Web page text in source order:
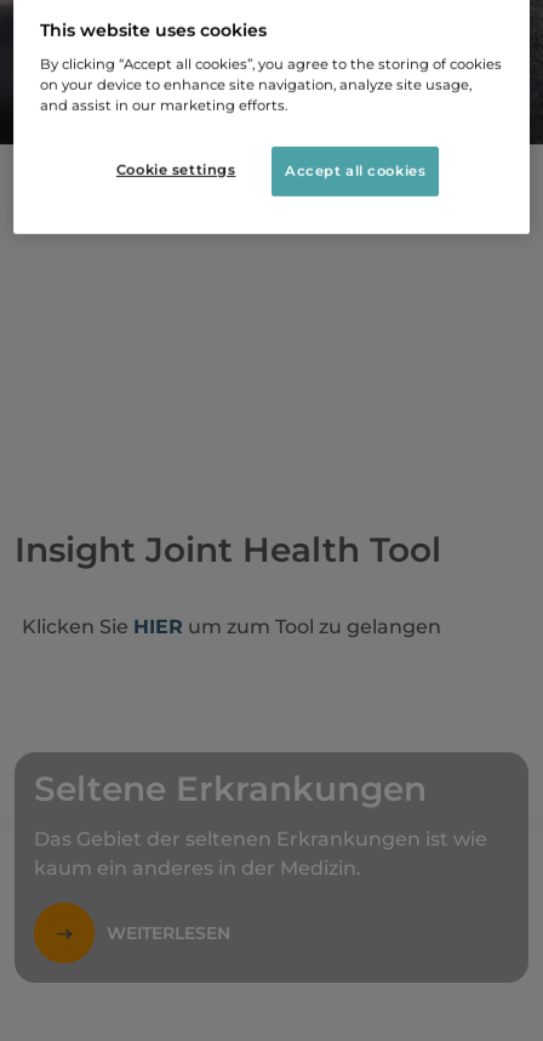
WEITERLESEN
Insight Joint Health Tool
Klicken Sie HIER um zum Tool zu gelangen
Seltene Erkrankungen
Das Gebiet der seltenen Erkrankungen ist wie
kaum ein anderes in der Medizin.
WEITERLESEN
This website uses cookies
By clicking “Accept all cookies”, you agree to the storing of cookies
on your device to enhance site navigation, analyze site usage,
and assist in our marketing efforts.
Cookie settings Accept all cookies